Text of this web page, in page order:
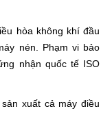
hòa không khí đầu
nén. Phạm vi bảo
nhận quốc tế ISO
xuất cả máy điều